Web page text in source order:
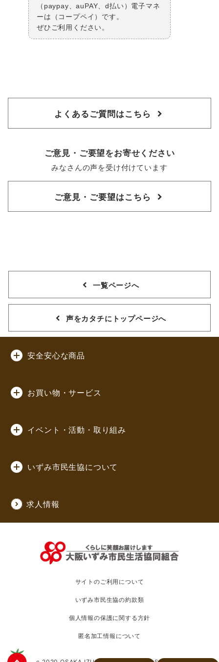
（paypay、auPAY、d払い）電子マネ
ーは（コープペイ）です。
ぜひご利用ください。
よくあるご質問はこちら
ご意見・ご要望をお寄せください
みなさんの声を受け付けています
ご意見・ご要望はこちら
一覧ページへ
声をカタチにトップページへ
安全安心な商品
お買い物・サービス
イベント・活動・取り組み
いずみ市民生協について
求人情報
サイトのご利用について
いずみ市民生協の約款類
個人情報の保護に関する方針
匿名加工情報について